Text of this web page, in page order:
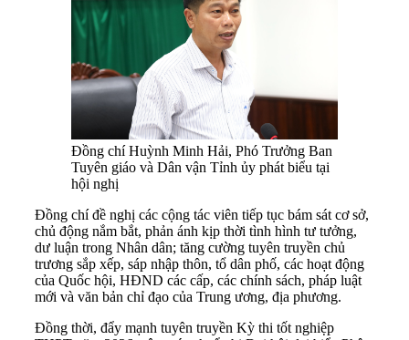
Đồng chí Huỳnh Minh Hải, Phó Trưởng Ban
Tuyên giáo và Dân vận Tỉnh ủy phát biểu tại
hội nghị
Đồng chí đề nghị các cộng tác viên tiếp tục bám sát cơ sở,
chủ động nắm bắt, phản ánh kịp thời tình hình tư tưởng,
dư luận trong Nhân dân; tăng cường tuyên truyền chủ
trương sắp xếp, sáp nhập thôn, tổ dân phố, các hoạt động
của Quốc hội, HĐND các cấp, các chính sách, pháp luật
mới và văn bản chỉ đạo của Trung ương, địa phương.
Đồng thời, đẩy mạnh tuyên truyền Kỳ thi tốt nghiệp